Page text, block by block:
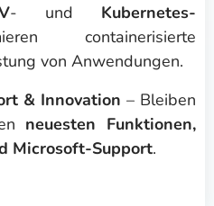
- und Kubernetes-
containerisierte
von Anwendungen.
& Innovation – Bleiben
neuesten Funktionen,
Microsoft-Support.